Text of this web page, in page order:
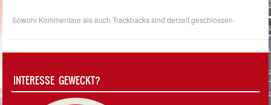
Sowohl Kommentare als auch Trackbacks sind derzeit geschlossen.
INTERESSE GEWECKT?